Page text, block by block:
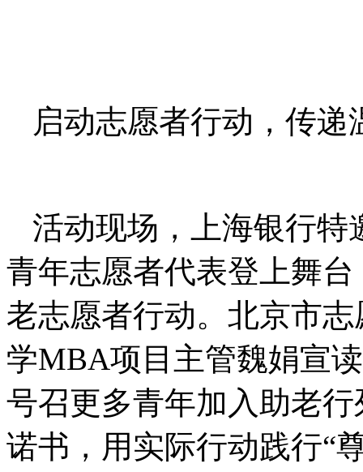
启动志愿者行动，传递
活动现场，上海银行特
青年志愿者代表登上舞
老志愿者行动。北京市
学MBA项目主管魏娟宣
号召更多青年加入助老
诺书，用实际行动践行“